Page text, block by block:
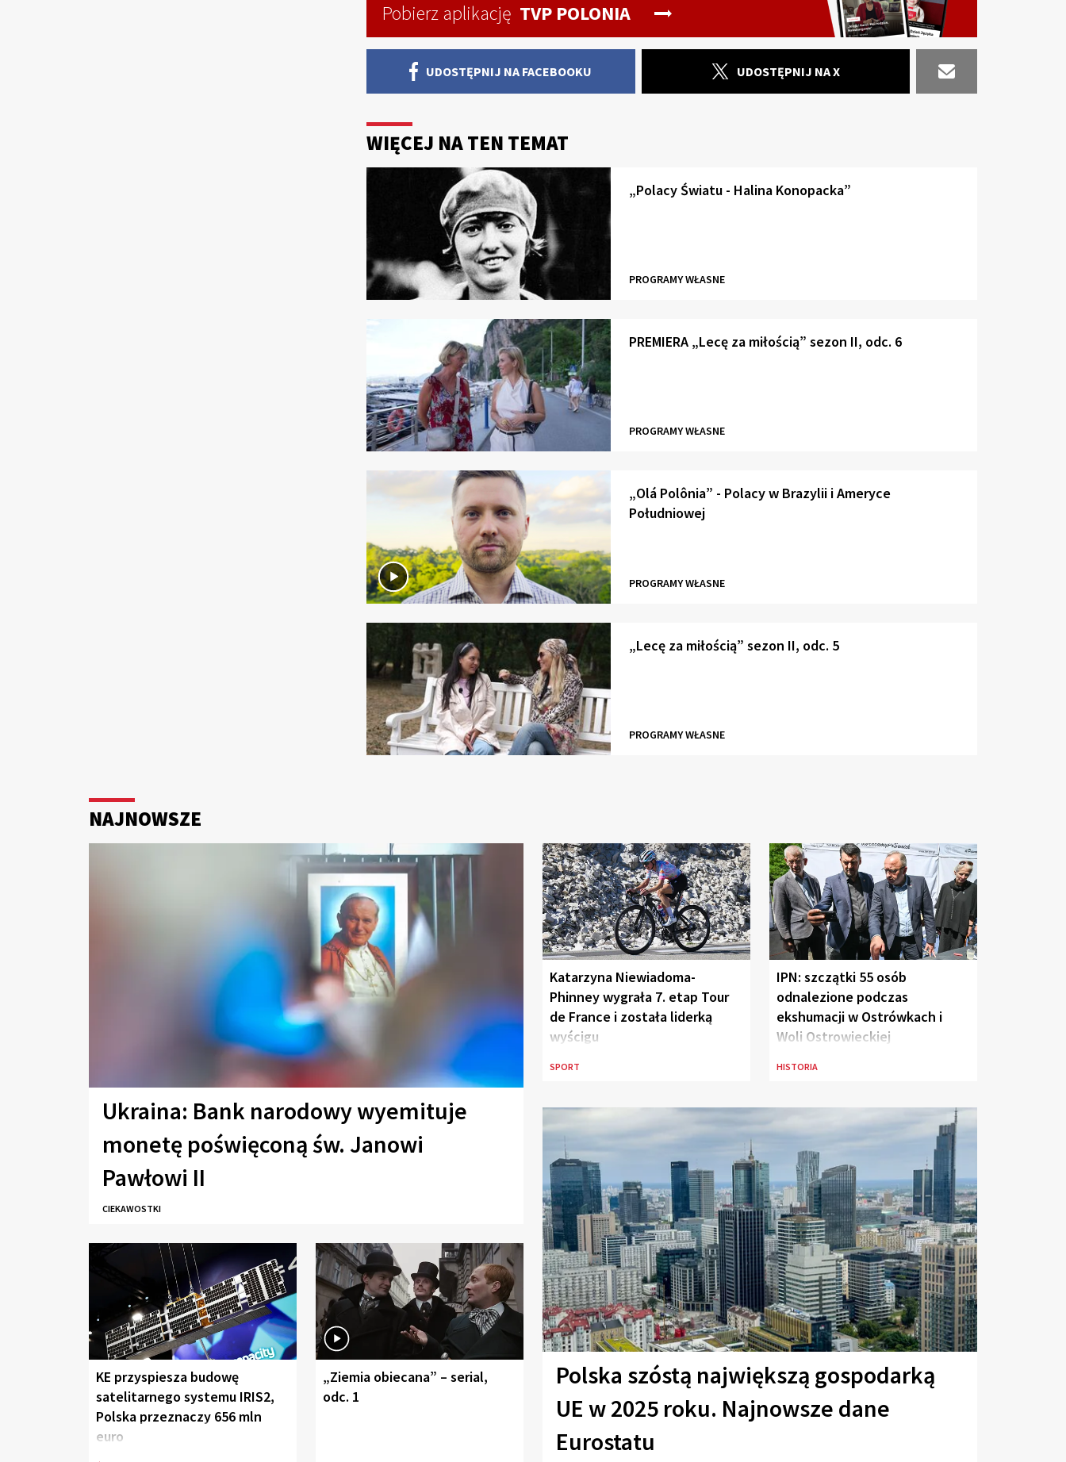
Pobierz aplikację TVP POLONIA
UDOSTĘPNIJ NA FACEBOOKU UDOSTĘPNIJ NA X
WIĘCEJ NA TEN TEMAT
„Polacy Światu - Halina Konopacka”
PROGRAMY WŁASNE
PREMIERA „Lecę za miłością” sezon II, odc. 6
PROGRAMY WŁASNE
„Olá Polônia” - Polacy w Brazylii i Ameryce
Południowej
PROGRAMY WŁASNE
„Lecę za miłością” sezon II, odc. 5
PROGRAMY WŁASNE
NAJNOWSZE
Ukraina: Bank narodowy wyemituje
monetę poświęconą św. Janowi
Pawłowi II
CIEKAWOSTKI
Katarzyna Niewiadoma-
Phinney wygrała 7. etap Tour
de France i została liderką
wyścigu
SPORT
IPN: szczątki 55 osób
odnalezione podczas
ekshumacji w Ostrówkach i
Woli Ostrowieckiej
HISTORIA
KE przyspiesza budowę
satelitarnego systemu IRIS2,
Polska przeznaczy 656 mln
euro
„Ziemia obiecana” – serial,
odc. 1
Polska szóstą największą gospodarką
UE w 2025 roku. Najnowsze dane
Eurostatu